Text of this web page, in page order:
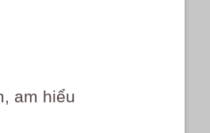
am hiểu